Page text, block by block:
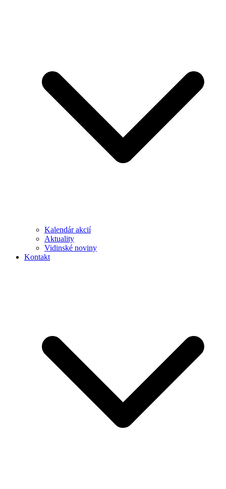
Kalendár akcií
Aktuality
Vidinské noviny
Kontakt